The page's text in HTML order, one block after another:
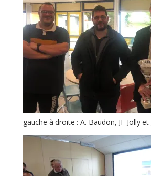
gauche à droite : A. Baudon, JF Jolly et